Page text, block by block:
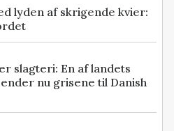
lyden af skrigende kvier:
slagteri: En af landets
nu grisene til Danish